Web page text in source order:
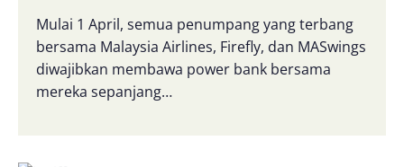
Mulai 1 April, semua penumpang yang terbang
bersama Malaysia Airlines, Firefly, dan MASwings
diwajibkan membawa power bank bersama
mereka sepanjang…